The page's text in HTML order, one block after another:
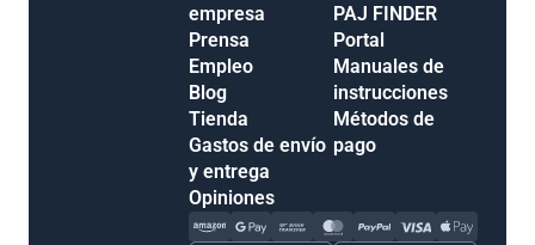
empresa
Prensa
Empleo
Blog
Tienda
Gastos de envío
y entrega
Opiniones
PAJ FINDER
Portal
Manuales de
instrucciones
Métodos de
pago